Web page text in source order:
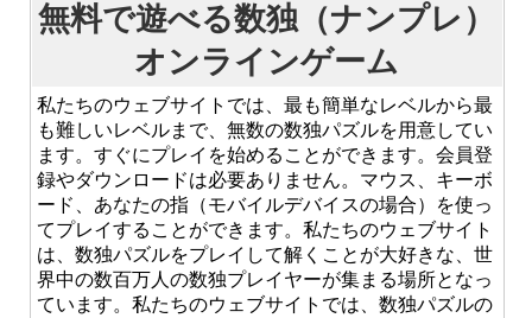
無料で遊べる数独（ナンプレ）
オンラインゲーム
私たちのウェブサイトでは、最も簡単なレベルから最
も難しいレベルまで、無数の数独パズルを用意してい
ます。すぐにプレイを始めることができます。会員登
録やダウンロードは必要ありません。マウス、キーボ
ード、あなたの指（モバイルデバイスの場合）を使っ
てプレイすることができます。私たちのウェブサイト
は、数独パズルをプレイして解くことが大好きな、世
界中の数百万人の数独プレイヤーが集まる場所となっ
ています。私たちのウェブサイトでは、数独パズルの